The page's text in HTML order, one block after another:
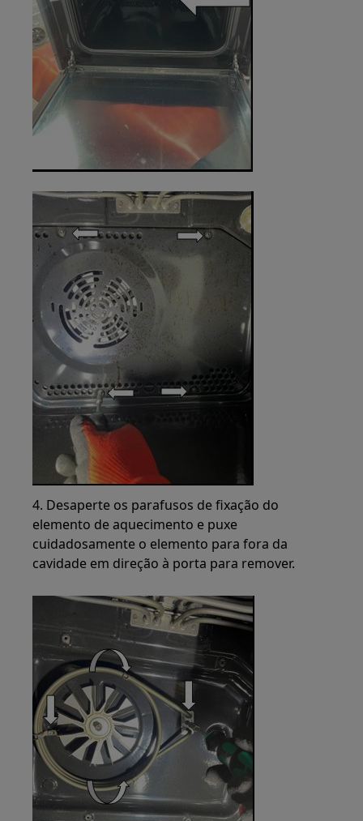
4. Desaperte os parafusos de fixação do
elemento de aquecimento e puxe
cuidadosamente o elemento para fora da
cavidade em direção à porta para remover.